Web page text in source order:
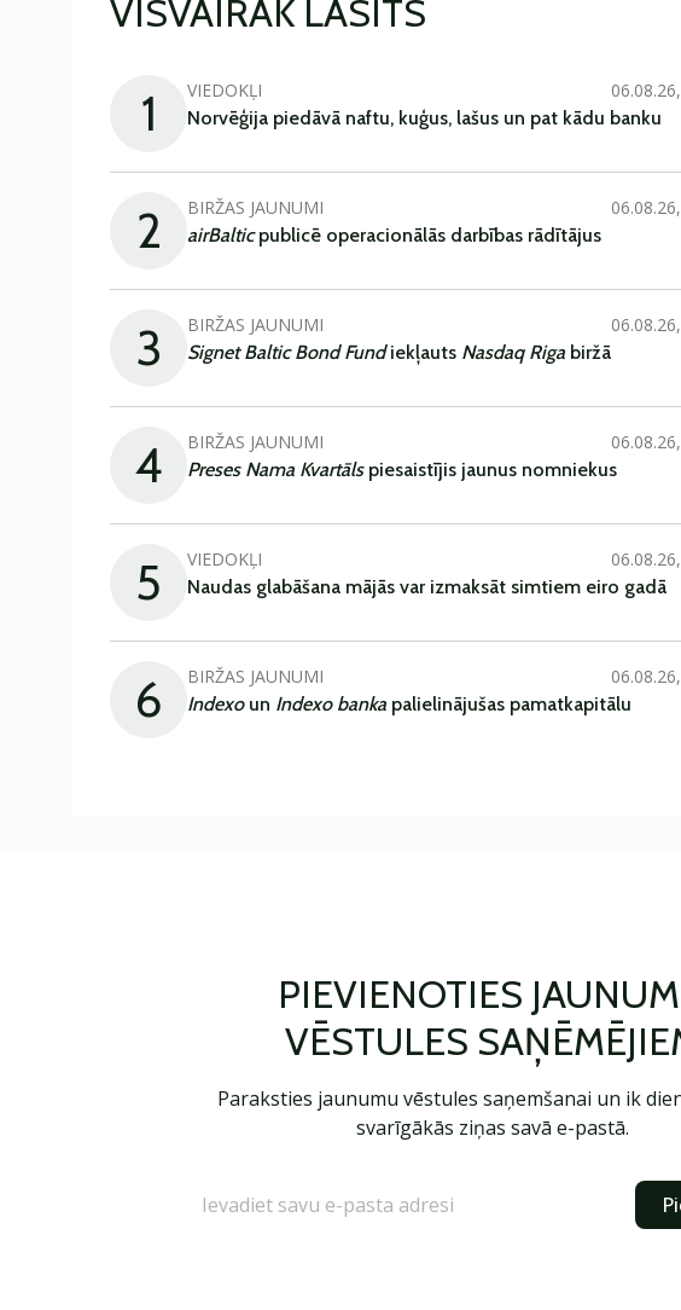
VISVAIRĀK LASĪTS
1 VIEDOKĻI
Norvēģija piedāvā naftu, kuģus, lašus un pat kādu banku
2 BIRŽAS JAUNUMI
airBalticpublicē operacionālās darbības rādītājus
3 BIRŽAS JAUNUMI
Signet Baltic Bond Fundiekļauts Nasdaq Riga biržā
4 BIRŽAS JAUNUMI
Preses Nama Kvartāls piesaistījis jaunus nomniekus
5 VIEDOKĻI
Naudas glabāšana mājās var izmaksāt simtiem eiro gadā
6 BIRŽAS JAUNUMI
Indexoun Indexo banka palielinājušas pamatkapitālu
PIEVIENOTIES
VĒSTULES
Paraksties jaunumu vēstules saņemšanai un ik
svarīgākās ziņas savā e-pastā.